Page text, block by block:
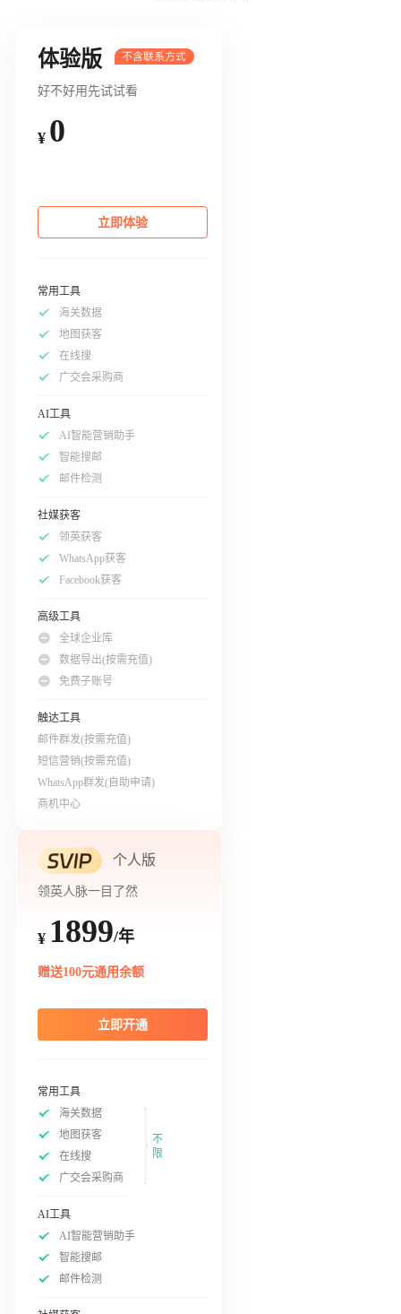
体验版
好不好用先试试看
¥ 0
立即体验
常用工具
海关数据
地图获客
在线搜
广交会采购商
AI工具
AI智能营销助手
智能搜邮
邮件检测
社媒获客
领英获客
WhatsApp获客
Facebook获客
高级工具
全球企业库
数据导出(按需充值)
免费子账号
触达工具
邮件群发(按需充值)
短信营销(按需充值)
WhatsApp群发(自助申请)
商机中心
个人版
领英人脉一目了然
¥ 1899/年
赠送100元通用余额
立即开通
常用工具
海关数据
地图获客
在线搜
广交会采购商
不
限
AI工具
AI智能营销助手
智能搜邮
邮件检测